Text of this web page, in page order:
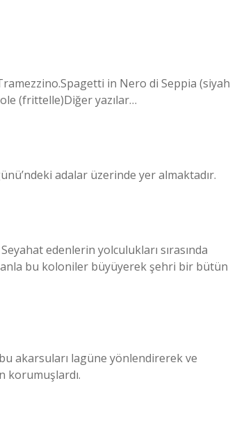
in Nero di Seppia (siyah
(frittelle)Diğer yazılar…
adalar üzerinde yer almaktadır.
edenlerin yolculukları sırasında
bu koloniler büyüyerek şehri bir bütün
akarsuları lagüne yönlendirerek ve
korumuşlardı.